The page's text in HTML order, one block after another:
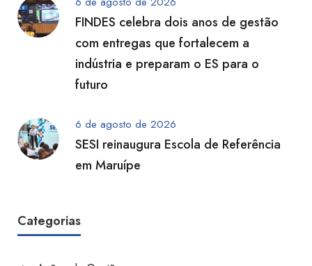
FINDES celebra dois anos de gestão
com entregas que fortalecem a
indústria e preparam o ES para o
futuro
6 de agosto de 2026
SESI reinaugura Escola de Referência
em Maruípe
Categorias